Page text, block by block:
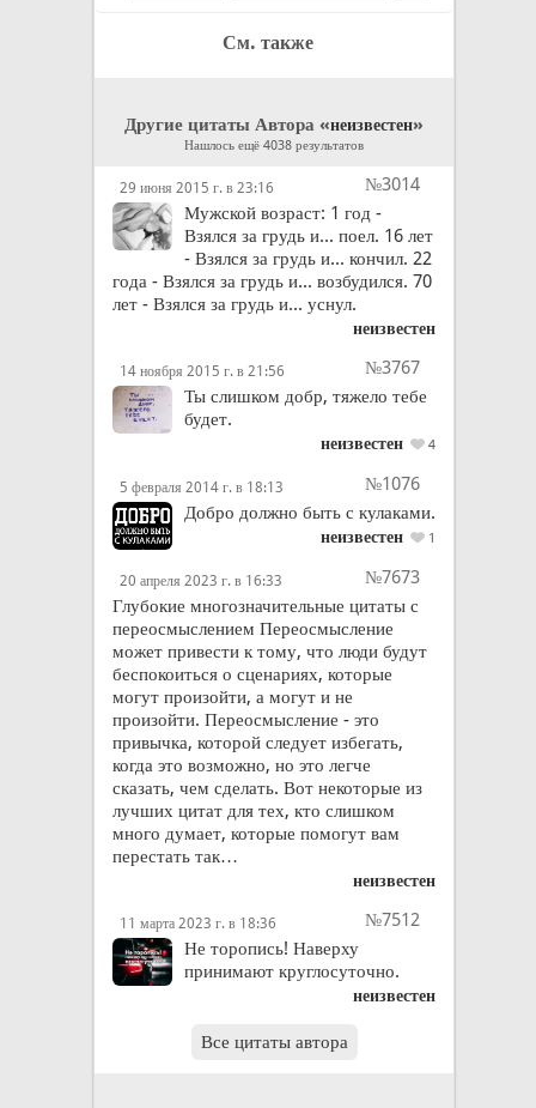
См. также
Другие цитаты Автора «неизвестен»
Нашлось ещё 4038 результатов
29 июня 2015 г. в 23:16
№3014
Мужской возраст: 1 год -
Взялся за грудь и... поел. 16 лет
- Взялся за грудь и... кончил. 22
года - Взялся за грудь и... возбудился. 70
лет - Взялся за грудь и... уснул.
неизвестен
14 ноября 2015 г. в 21:56
№3767
Ты слишком добр, тяжело тебе
будет.
неизвестен 4
5 февраля 2014 г. в 18:13
№1076
Добро должно быть с кулаками.
неизвестен 1
20 апреля 2023 г. в 16:33
№7673
Глубокие многозначительные цитаты с
переосмыслением Переосмысление
может привести к тому, что люди будут
беспокоиться о сценариях, которые
могут произойти, а могут и не
произойти. Переосмысление - это
привычка, которой следует избегать,
когда это возможно, но это легче
сказать, чем сделать. Вот некоторые из
лучших цитат для тех, кто слишком
много думает, которые помогут вам
перестать так…
неизвестен
11 марта 2023 г. в 18:36
№7512
Не торопись! Наверху
принимают круглосуточно.
неизвестен
Все цитаты автора